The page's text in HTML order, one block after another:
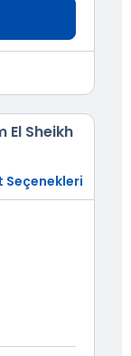
El Sheikh
Seçenekleri